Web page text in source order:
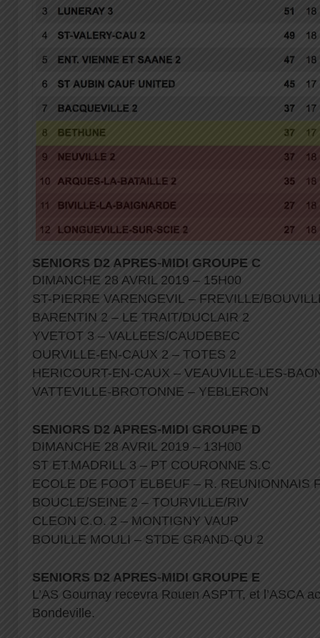
SENIORS D2 APRES-MIDI GROUPE C
DIMANCHE 28 AVRIL 2019 – 15H00
ST-PIERRE VARENGEVIL – FREVILLE/
BARENTIN 2 – LE TRAIT/DUCLAIR 2
YVETOT 3 – VALLEES/CAUDEBEC
OURVILLE-EN-CAUX 2 – TOTES 2
HERICOURT-EN-CAUX – VEAUVILLE-LES-
VATTEVILLE-BROTONNE – YEBLERON
SENIORS D2 APRES-MIDI GROUPE D
DIMANCHE 28 AVRIL 2019 – 13H00
ST ET.MADRILL 3 – PT COURONNE S.C
ECOLE DE FOOT ELBEUF – R. REUNIONNAIS
BOUCLE/SEINE 2 – TOURVILLE/RIV
CLEON C.O. 2 – MONTIGNY VAUP
BOUILLE MOULI – STDE GRAND-QU 2
SENIORS D2 APRES-MIDI GROUPE E
L’AS Gournay recevra Rouen ASPTT, et l’ASCA
Bondeville.